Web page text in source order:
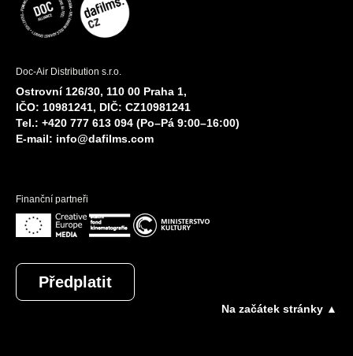
Doc-Air Distribution s.r.o.
Ostrovní 126/30, 110 00 Praha 1,
IČO: 10981241, DIČ: CZ10981241
Tel.: +420 777 613 094 (Po–Pá 9:00–16:00)
E-mail: info@dafilms.com
Finanční partneři
Předplatit
Na začátek stránky ▲